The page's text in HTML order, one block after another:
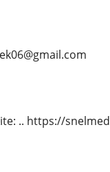
.. https://